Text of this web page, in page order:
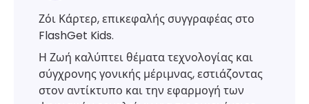
Ζόι Κάρτερ, επικεφαλής συγγραφέας στο
FlashGet Kids.
Η Ζωή καλύπτει θέματα τεχνολογίας και
σύγχρονης γονικής μέριμνας, εστιάζοντας
στον αντίκτυπο και την εφαρμογή των